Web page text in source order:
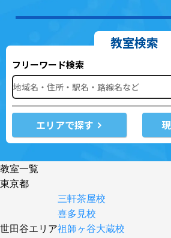
教室検索
フリーワード検索
エリアで探す
教室一覧
東京都
世田谷エリア
三軒茶屋校
喜多見校
祖師ヶ谷大蔵校